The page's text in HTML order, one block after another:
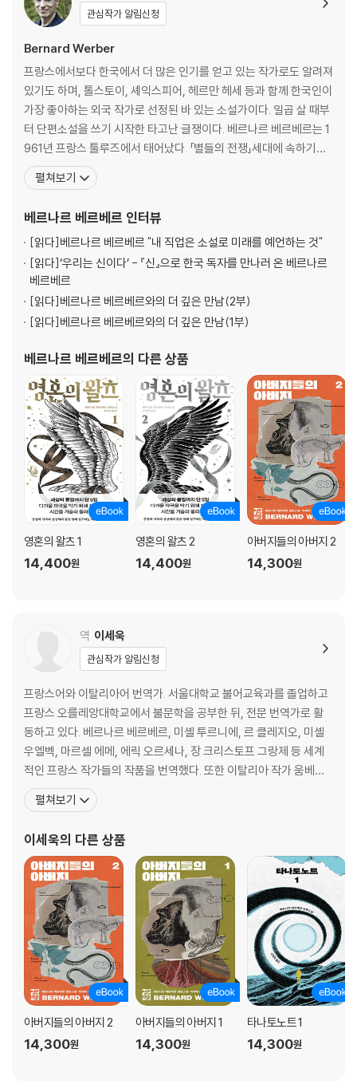
관심작가 알림신청
Bernard Werber
프랑스에서보다 한국에서 더 많은 인기를 얻고 있는 작가로도 알려져
있기도 하며, 톨스토이, 셰익스피어, 헤르만 헤세 등과 함께 한국인이
가장 좋아하는 외국 작가로 선정된 바 있는 소설가이다. 일곱 살 때부
터 단편소설을 쓰기 시작한 타고난 글쟁이다. 베르나르 베르베르는 1
961년 프랑스 툴루즈에서 태어났다. 「별들의 전쟁」세대에 속하기도
하는 그는 고등학교 때는 만화와 시나리오에 탐닉하면서 『만화 신문』
을 발행하였고, 이후 올더스 헉슬리와 H.G. 웰즈를 사숙하면서 소설
하고 국립 언론 학교에서 저널리즘을 공
펼쳐보기
베르나르 베르베르 인터뷰
[읽다]베르나르 베르베르 "내 직업은 소설로 미래를 예언하는 것"
[읽다]‘우리는 신이다’ - 『신』으로 한국 독자를 만나러 온 베르나르
베르베르
[읽다]베르나르 베르베르와의 더 깊은 만남(2부)
[읽다]베르나르 베르베르와의 더 깊은 만남(1부)
베르나르 베르베르의 다른 상품
영혼의 왈츠 1
14,400원
영혼의 왈츠 2
14,400원
아버지들의 아버지 2
14,300원
역 이세욱
관심작가 알림신청
프랑스어와 이탈리아어 번역가. 서울대학교 불어교육과를 졸업하고
프랑스 오를레앙대학교에서 불문학을 공부한 뒤, 전문 번역가로 활
동하고 있다. 베르나르 베르베르, 미셸 투르니에, 르 클레지오, 미셸
우엘벡, 마르셀 에메, 에릭 오르세나, 장 크리스토프 그랑제 등 세계
적인 프랑스 작가들의 작품을 번역했다. 또한 이탈리아 작가 움베르
토 에코에 심취하여 이탈리아어를 착실하게 공부한 뒤, 에코의 소설
과 에세이를 옮겨서 좋은 평가를 받았다. 역서로 『나는 그녀를 사랑했
인 지식의 백과사전』 『아버지들의 아버지』 『천사
펼쳐보기
이세욱의 다른 상품
아버지들의 아버지 2
14,300원
아버지들의 아버지 1
14,300원
타나토노트 1
14,300원